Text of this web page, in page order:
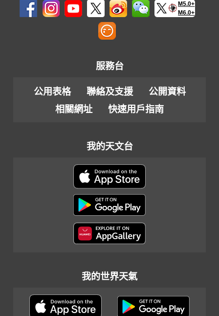
M5.0+
M6.0+
服務台
公用表格 聯絡及支援
公開資料
相關網址
快速用戶指南
我的天文台
我的世界天氣